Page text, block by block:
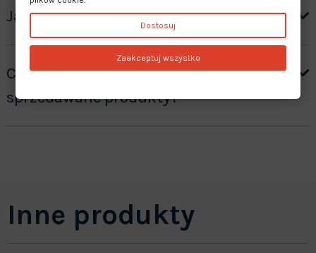
Jaki jest czas realizacji zamówienia?
Czy oferujecie gwarancję na
sprzedawane produkty?
Inne produkty
Dostosuj
Zaakceptuj wszystko